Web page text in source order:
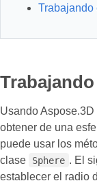
Trabajando
Usando
obtener de una
puede usar los
clase
Sphere . El
establecer el radio